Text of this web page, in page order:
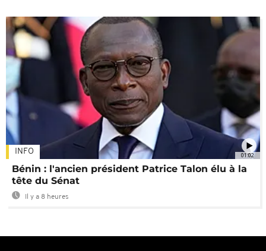
01:02
INFO
Bénin : l'ancien président Patrice Talon élu à la
tête du Sénat
Il y a 8 heures